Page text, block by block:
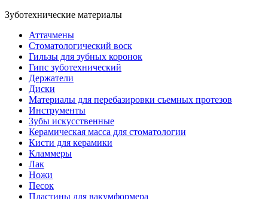
Зуботехнические материалы
Аттачмены
Стоматологический воск
Гильзы для зубных коронок
Гипс зуботехнический
Держатели
Диски
Материалы для перебазировки съемных протезов
Инструменты
Зубы искусственные
Керамическая масса для стоматологии
Кисти для керамики
Кламмеры
Лак
Ножи
Песок
Пластины для вакумформера